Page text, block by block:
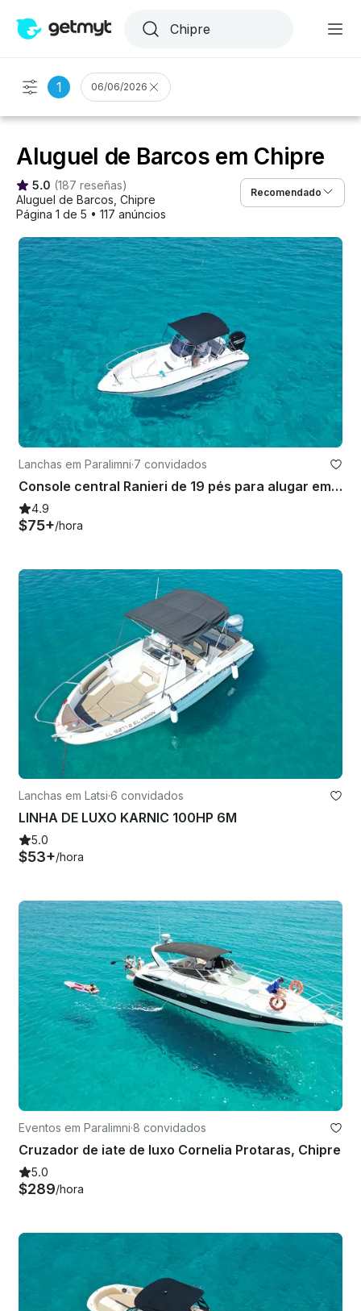
1 06/06/2026
Aluguel de Barcos em Chipre
5.0 (187 reseñas)
Aluguel de Barcos Chipre
Página 1 de 5 • 117 anúncios
Recomendado
Lanchas em Paralimni·7 convidados
Console central Ranieri de 19 pés para alugar em Paralimni, Chipre
4.9
$75+/hora
Lanchas em Latsi·6 convidados
LINHA DE LUXO KARNIC 100HP 6M
5.0
$53+/hora
Eventos em Paralimni·8 convidados
Cruzador de iate de luxo Cornelia Protaras, Chipre
5.0
$289/hora